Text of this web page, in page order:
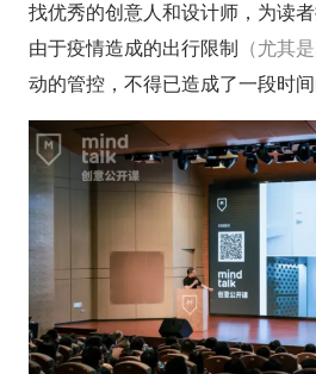
找优秀的创意人和设计师，为读
由于疫情造成的出行限制 （尤其
动的管控，不得已造成了一段时间